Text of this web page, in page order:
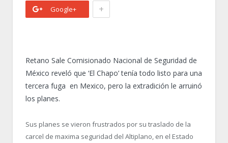
Google+ +
Retano Sale Comisionado Nacional de Seguridad de
México reveló que ‘El Chapo’ tenía todo listo para una
tercera fuga en Mexico, pero la extradición le arruinó
los planes.
Sus planes se vieron frustrados por su traslado de la
carcel de maxima seguridad del Altiplano, en el Estado